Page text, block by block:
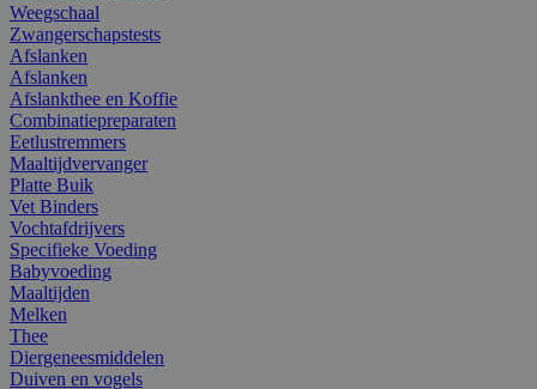
Weegschaal
Zwangerschapstests
Afslanken
Afslanken
Afslankthee en Koffie
Combinatiepreparaten
Eetlustremmers
Maaltijdvervanger
Platte Buik
Vet Binders
Vochtafdrijvers
Specifieke Voeding
Babyvoeding
Maaltijden
Melken
Thee
Diergeneesmiddelen
Duiven en vogels